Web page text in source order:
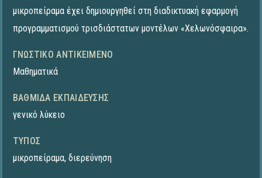
μικροπείραμα έχει δημιουργηθεί στη διαδικτυακή εφαρμογή
προγραμματισμού τρισδιάστατων μοντέλων «Χελωνόσφαιρα».
ΓΝΩΣΤΙΚΌ ΑΝΤΙΚΕΊΜΕΝΟ
Μαθηματικά
ΒΑΘΜΊΔΑ ΕΚΠΑΊΔΕΥΣΗΣ
γενικό λύκειο
ΤΎΠΟΣ
μικροπείραμα, διερεύνηση